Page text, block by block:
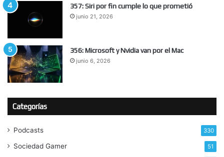
357: Siri por fin cumple lo que prometió
junio 21, 2026
356: Microsoft y Nvidia van por el Mac
junio 6, 2026
Categorías
Podcasts 330
Sociedad Gamer 51